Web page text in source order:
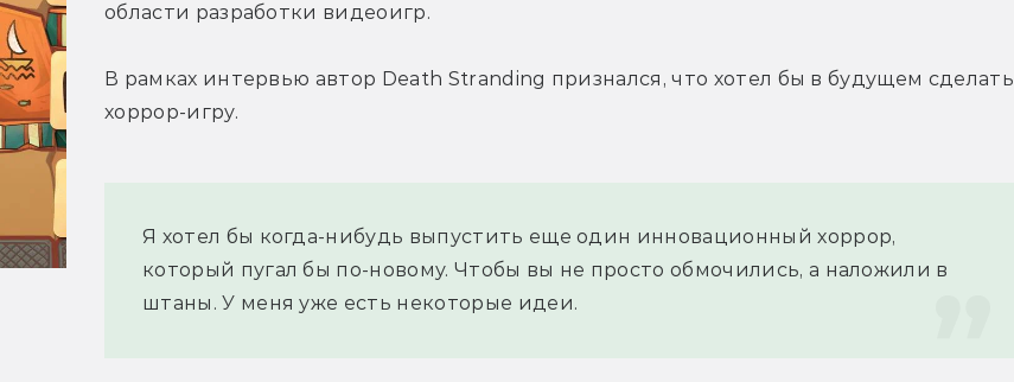
области разработки видеоигр.
В рамках интервью автор Death Stranding признался, что хотел бы в будущем сделать
хоррор-игру.
Я хотел бы когда-нибудь выпустить еще один инновационный хоррор,
который пугал бы по-новому. Чтобы вы не просто обмочились, а наложили в
штаны. У меня уже есть некоторые идеи.